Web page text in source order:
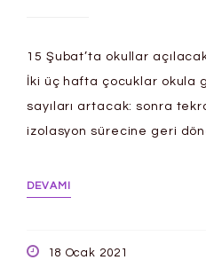
15 Şubat’ta okullar
İki üç hafta çocuklar okula
sayıları artacak: sonra
izolasyon sürecine geri
DEVAMI
18 Ocak 2021